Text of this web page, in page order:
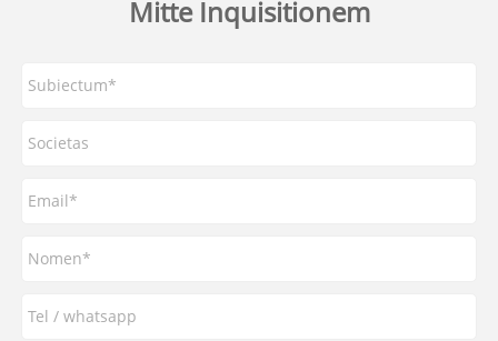
Mitte Inquisitionem